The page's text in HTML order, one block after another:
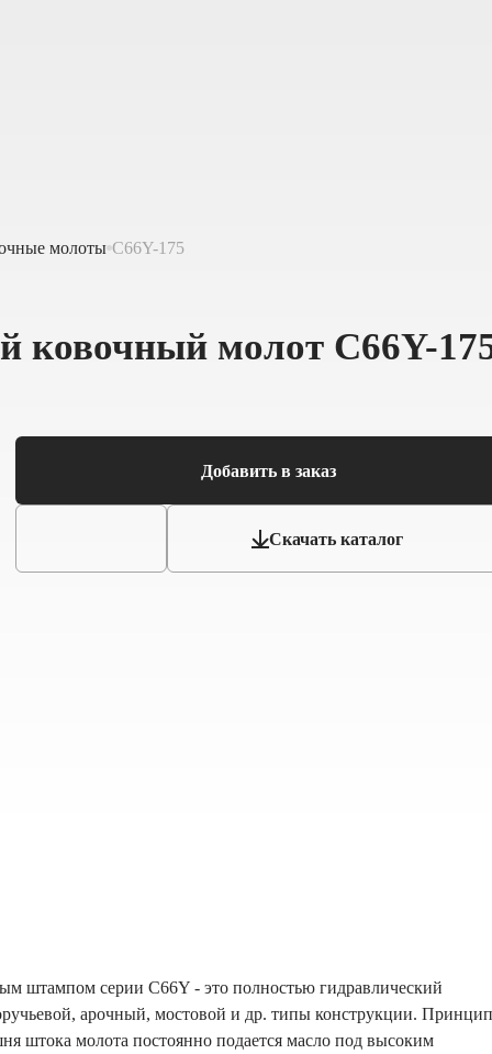
молоты С66Y-175
ковочный молот С66Y-
Добавить в заказ
Скачать каталог
штампом серии C66Y - это полностью гидравлический
арочный, мостовой и др. типы конструкции. Принцип
штока молота постоянно подается масло под высоким